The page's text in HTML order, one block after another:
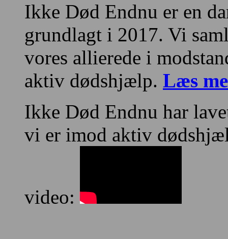
Ikke Død Endnu er en
grundlagt i 2017. Vi
vores allierede i
aktiv dødshjælp. Læs
Ikke Død Endnu har
vi er imod aktiv
video: